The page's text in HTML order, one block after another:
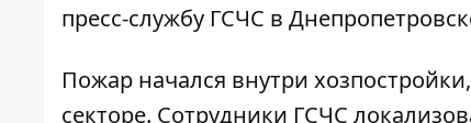
пресс-службу ГСЧС в
Пожар начался внутри
секторе. Сотрудники ГСЧС